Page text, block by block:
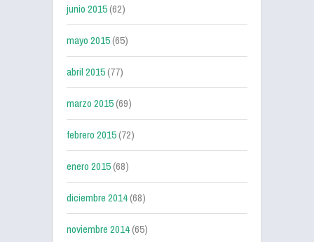
junio 2015(62)
mayo 2015(65)
abril 2015(77)
marzo 2015(69)
febrero 2015(72)
enero 2015(68)
diciembre 2014(68)
noviembre 2014(65)